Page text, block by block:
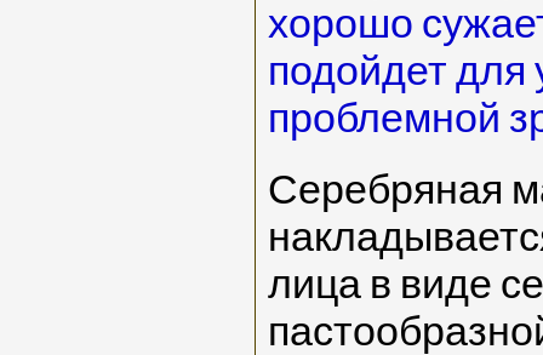
хорошо
подойдет для
проблемной
Серебряная
лица в виде